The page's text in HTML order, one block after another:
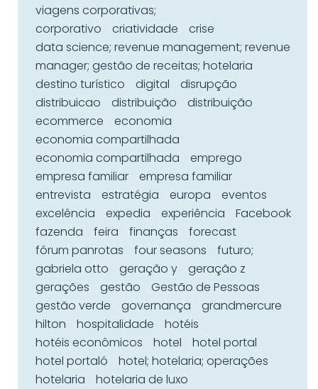
viagens corporativas;
corporativo
criatividade
crise
data science; revenue management; revenue
manager; gestão de receitas; hotelaria
destino turístico
digital
disrupção
distribuicao
distribuição
distribuição
ecommerce
economia
economia compartilhada
economia compartilhada
emprego
empresa familiar
empresa familiar
entrevista
estratégia europa
eventos
excelência
expedia experiência
Facebook
fazenda
feira finanças
forecast
fórum panrotas
four seasons
futuro;
gabriela otto
geração y
geração z
gerações
gestão
Gestão de Pessoas
gestão verde
governança
grandmercure
hilton
hospitalidade
hotéis
hotéis econômicos
hotel
hotel portal
hotel portaló
hotel; hotelaria; operações
hotelaria
hotelaria de luxo